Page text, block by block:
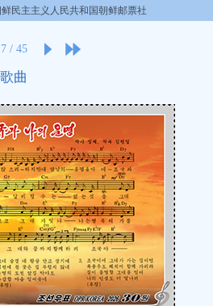
民主主义人民共和国朝鲜邮票社
7/ 45
歌曲